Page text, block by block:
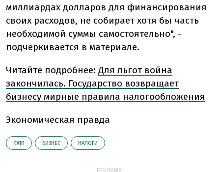
миллиардах долларов для финансирования
своих расходов, не собирает хотя бы часть
необходимой суммы самостоятельно", -
подчеркивается в материале.
Читайте подробнее: Для льгот война
закончилась. Государство возвращает
бизнесу мирные правила налогообложения
Экономическая правда
ФЛП БИЗНЕС НАЛОГИ
РЕКЛАМА: